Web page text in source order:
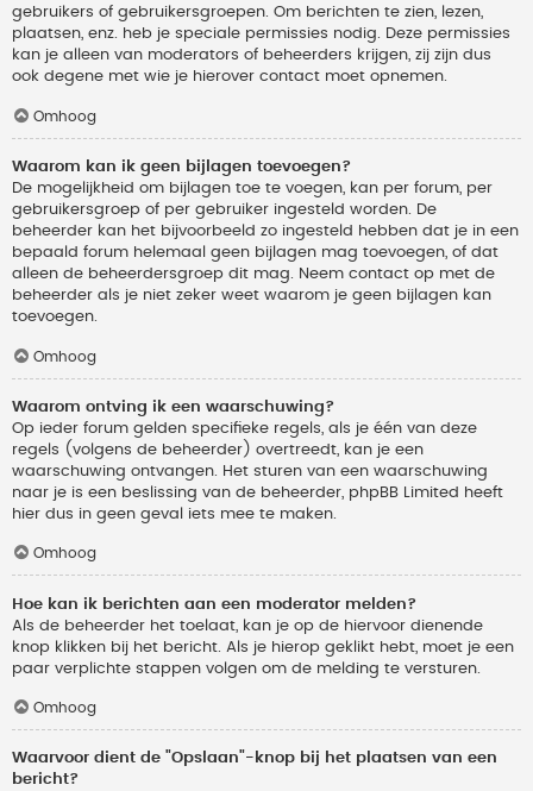
gebruikers of gebruikersgroepen. Om berichten te zien, lezen,
plaatsen, enz. heb je speciale permissies nodig. Deze permissies
kan je alleen van moderators of beheerders krijgen, zij zijn dus
ook degene met wie je hierover contact moet opnemen.
Omhoog
Waarom kan ik geen bijlagen toevoegen?
De mogelijkheid om bijlagen toe te voegen, kan per forum, per
gebruikersgroep of per gebruiker ingesteld worden. De
beheerder kan het bijvoorbeeld zo ingesteld hebben dat je in een
bepaald forum helemaal geen bijlagen mag toevoegen, of dat
alleen de beheerdersgroep dit mag. Neem contact op met de
beheerder als je niet zeker weet waarom je geen bijlagen kan
toevoegen.
Omhoog
Waarom ontving ik een waarschuwing?
Op ieder forum gelden specifieke regels, als je één van deze
regels (volgens de beheerder) overtreedt, kan je een
waarschuwing ontvangen. Het sturen van een waarschuwing
naar je is een beslissing van de beheerder, phpBB Limited heeft
hier dus in geen geval iets mee te maken.
Omhoog
Hoe kan ik berichten aan een moderator melden?
Als de beheerder het toelaat, kan je op de hiervoor dienende
knop klikken bij het bericht. Als je hierop geklikt hebt, moet je een
paar verplichte stappen volgen om de melding te versturen.
Omhoog
Waarvoor dient de "Opslaan"-knop bij het plaatsen van een
bericht?